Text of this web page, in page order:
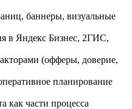
баннеры, визуальные
в Яндекс Бизнес, 2ГИС,
(офферы, доверие,
планирование
как части процесса